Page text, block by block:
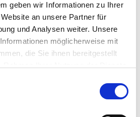
geben wir Informationen zu Ihrer
an unsere Partner für
und Analysen weiter. Unsere
möglicherweise mit
die Sie ihnen bereitgestellt